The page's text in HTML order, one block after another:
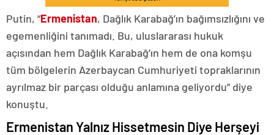
Putin, “Ermenistan, Dağlık Karabağ’ın bağımsızlığını ve
egemenliğini tanımadı. Bu, uluslararası hukuk
açısından hem Dağlık Karabağ’ın hem de ona komşu
tüm bölgelerin Azerbaycan Cumhuriyeti topraklarının
ayrılmaz bir parçası olduğu anlamına geliyordu” diye
konuştu.
Ermenistan Yalnız Hissetmesin Diye Herşeyi